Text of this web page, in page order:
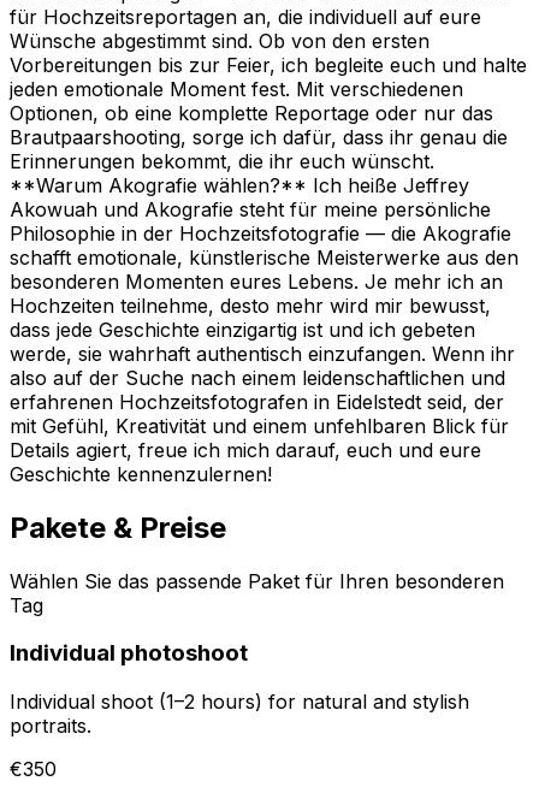
für Hochzeitsreportagen an, die individuell auf eure
Wünsche abgestimmt sind. Ob von den ersten
Vorbereitungen bis zur Feier, ich begleite euch und halte
jeden emotionale Moment fest. Mit verschiedenen
Optionen, ob eine komplette Reportage oder nur das
Brautpaarshooting, sorge ich dafür, dass ihr genau die
Erinnerungen bekommt, die ihr euch wünscht.
**Warum Akografie wählen?** Ich heiße Jeffrey
Akowuah und Akografie steht für meine persönliche
Philosophie in der Hochzeitsfotografie — die Akografie
schafft emotionale, künstlerische Meisterwerke aus den
besonderen Momenten eures Lebens. Je mehr ich an
Hochzeiten teilnehme, desto mehr wird mir bewusst,
dass jede Geschichte einzigartig ist und ich gebeten
werde, sie wahrhaft authentisch einzufangen. Wenn ihr
also auf der Suche nach einem leidenschaftlichen und
erfahrenen Hochzeitsfotografen in Eidelstedt seid, der
mit Gefühl, Kreativität und einem unfehlbaren Blick für
Details agiert, freue ich mich darauf, euch und eure
Geschichte kennenzulernen!
Pakete & Preise
Wählen Sie das passende Paket für Ihren besonderen
Tag
Individual photoshoot
Individual shoot (1–2 hours) for natural and stylish
portraits.
€350